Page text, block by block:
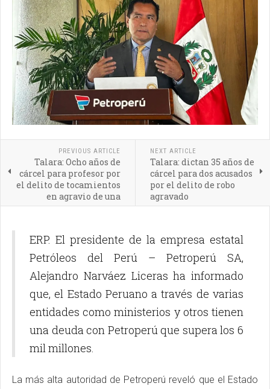
PREVIOUS ARTICLE
Talara: Ocho años de
cárcel para profesor por
el delito de tocamientos
en agravio de una
menor
NEXT ARTICLE
Talara: dictan 35 años de
cárcel para dos acusados
por el delito de robo
agravado
ERP. El presidente de la empresa estatal
Petróleos del Perú – Petroperú SA,
Alejandro Narváez Liceras ha informado
que, el Estado Peruano a través de varias
entidades como ministerios y otros tienen
una deuda con Petroperú que supera los 6
mil millones.
La más alta autoridad de Petroperú reveló que el Estado